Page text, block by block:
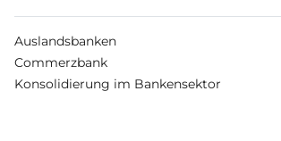
Auslandsbanken
Commerzbank
Konsolidierung im Bankensektor